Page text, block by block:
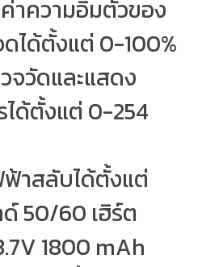
าความอิ่มตัวของ
ดได้ตั้งแต่ 0-100%
จวัดและแสดง
ตั้งแต่ 0-254
ฟ้าสลับได้ตั้งแต่
50/60 เฮิร์ต
1800 mAh